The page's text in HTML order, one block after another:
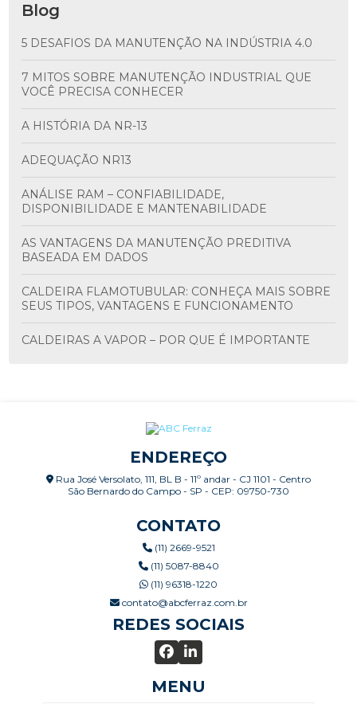
Blog
5 DESAFIOS DA MANUTENÇÃO NA INDÚSTRIA 4.0
7 MITOS SOBRE MANUTENÇÃO INDUSTRIAL QUE
VOCÊ PRECISA CONHECER
A HISTÓRIA DA NR-13
ADEQUAÇÃO NR13
ANÁLISE RAM – CONFIABILIDADE,
DISPONIBILIDADE E MANTENABILIDADE
AS VANTAGENS DA MANUTENÇÃO PREDITIVA
BASEADA EM DADOS
CALDEIRA FLAMOTUBULAR: CONHEÇA MAIS SOBRE
SEUS TIPOS, VANTAGENS E FUNCIONAMENTO
CALDEIRAS A VAPOR – POR QUE É IMPORTANTE
RASTREADA
CHECKLIST PÓS MANUTENÇÃO
AQUATUBULARES E QUAIS SUAS VANTAGENS?
ENDEREÇO
Rua José Versolato, 111, BL B - 11º andar - CJ 1101 - Centro
São Bernardo do Campo - SP - CEP: 09750-730
CONTATO
(11) 2669-9521
(11) 5087-8840
(11) 96318-1220
contato@abcferraz.com.br
REDES SOCIAIS
MENU